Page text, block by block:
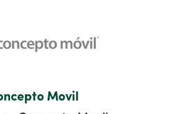
Movil